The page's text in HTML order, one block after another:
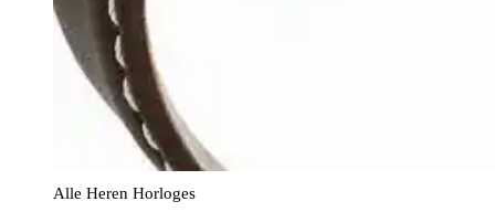
Alle Heren Horloges